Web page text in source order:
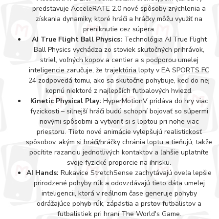
predstavuje AcceleRATE 2.0 nové spôsoby zrýchlenia a
získania dynamiky, ktoré hráči a hráčky môžu využiť na
preniknutie cez súpera.
AI True Flight Ball Physics: Technológia AI True Flight
Ball Physics vychádza zo stoviek skutočných prihrávok,
striel, voľných kopov a centier a s podporou umelej
inteligencie zaručuje, že trajektória lopty v EA SPORTS FC
24 zodpovedá tomu, ako sa skutočne pohybuje, keď do nej
kopnú niektoré z najlepších futbalových hviezd.
Kinetic Physical Play: HyperMotionV pridáva do hry viac
fyzickosti – silnejší hráči budú schopní bojovať so súpermi
novými spôsobmi a vytvoriť si s loptou pri nohe viac
priestoru. Tieto nové animácie vylepšujú realistickosť
spôsobov, akým si hráči/hráčky chránia loptu a tieňujú, takže
pocítite razanciu jednotlivých kontaktov a ľahšie uplatníte
svoje fyzické proporcie na ihrisku.
AI Hands: Rukavice StretchSense zachytávajú oveľa lepšie
prirodzené pohyby rúk a odovzdávajú tieto dáta umelej
inteligencii, ktorá v reálnom čase generuje pohyby
odrážajúce pohyb rúk, zápästia a prstov futbalistov a
futbalistiek pri hraní The World's Game.